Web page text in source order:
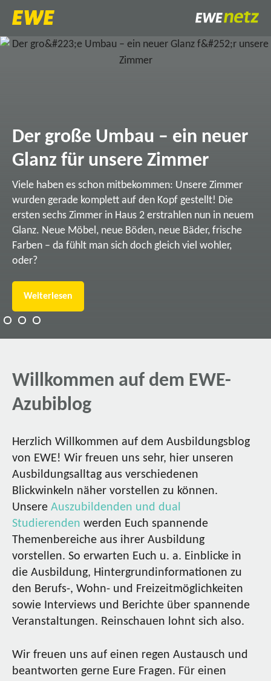
Der große Umbau – ein neuer
Glanz für unsere Zimmer
Viele haben es schon mitbekommen: Unsere Zimmer
wurden gerade komplett auf den Kopf gestellt! Die
ersten sechs Zimmer in Haus 2 erstrahlen nun in neuem
Glanz. Neue Möbel, neue Böden, neue Bäder, frische
Farben – da fühlt man sich doch gleich viel wohler,
oder?
Weiterlesen
Willkommen auf dem EWE-
Azubiblog
Herzlich Willkommen auf dem Ausbildungsblog
von EWE! Wir freuen uns sehr, hier unseren
Ausbildungsalltag aus verschiedenen
Blickwinkeln näher vorstellen zu können.
Unsere Auszubildenden und dual
Studierenden werden Euch spannende
Themenbereiche aus ihrer Ausbildung
vorstellen. So erwarten Euch u. a. Einblicke in
die Ausbildung, Hintergrundinformationen zu
den Berufs-, Wohn- und Freizeitmöglichkeiten
sowie Interviews und Berichte über spannende
Veranstaltungen. Reinschauen lohnt sich also.
Wir freuen uns auf einen regen Austausch und
beantworten gerne Eure Fragen. Für einen